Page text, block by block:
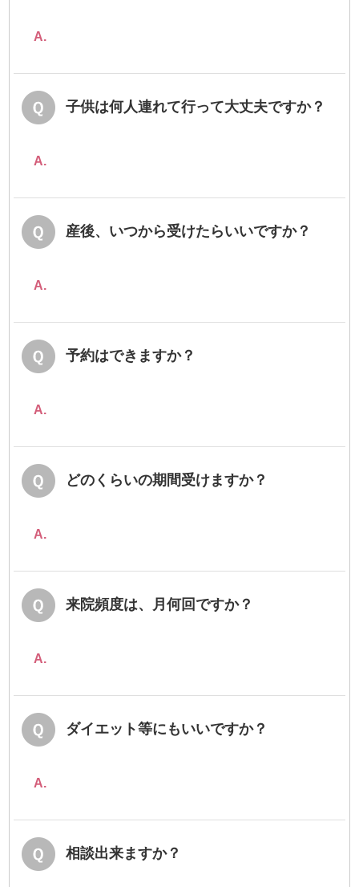
A.
子供は何人連れて行って大丈夫ですか？
A.
産後、いつから受けたらいいですか？
A.
予約はできますか？
A.
どのくらいの期間受けますか？
A.
来院頻度は、月何回ですか？
A.
ダイエット等にもいいですか？
A.
相談出来ますか？